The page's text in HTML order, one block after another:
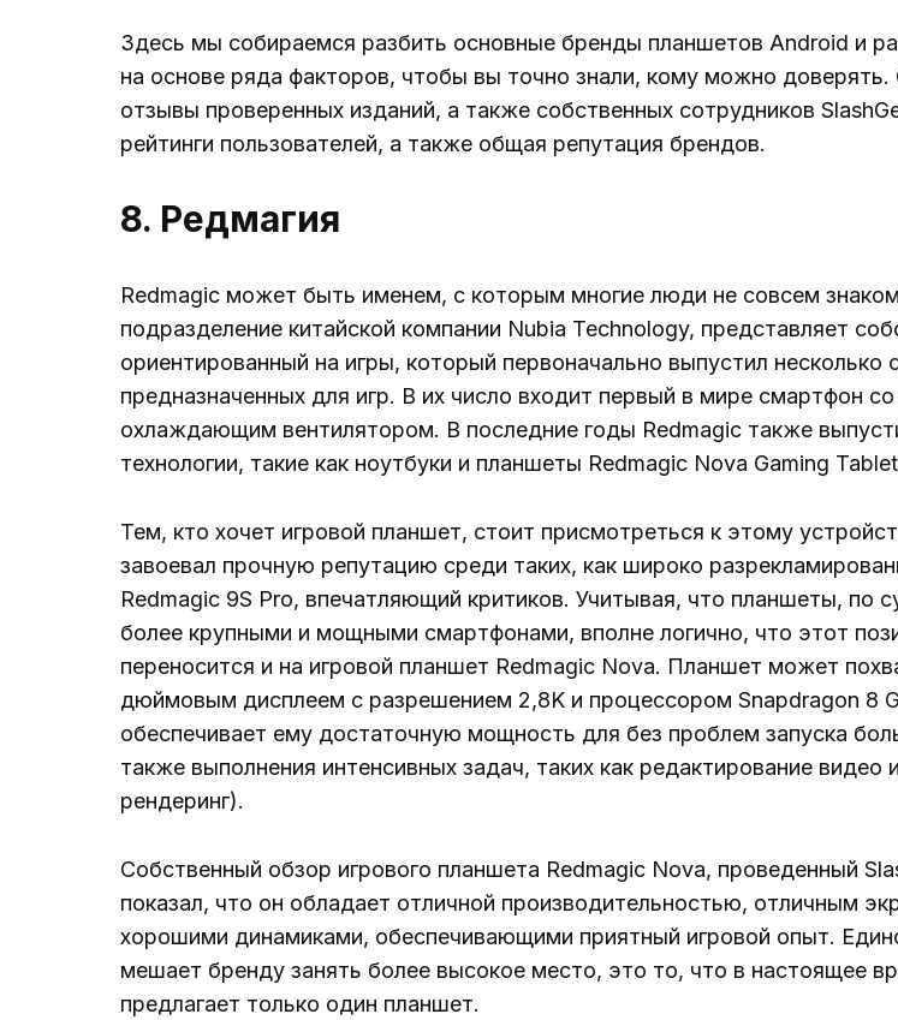
Здесь мы собираемся разбить основные бренды планшетов Android и
на основе ряда факторов, чтобы вы точно знали, кому можно
отзывы проверенных изданий, а также собственных сотрудников
рейтинги пользователей, а также общая репутация брендов.
8. Редмагия
Redmagic может быть именем, с которым многие люди не совсем
подразделение китайской компании Nubia Technology, представляет
ориентированный на игры, который первоначально выпустил несколько
предназначенных для игр. В их число входит первый в мире смартфон
охлаждающим вентилятором. В последние годы Redmagic также
технологии, такие как ноутбуки и планшеты Redmagic Nova Gaming
Тем, кто хочет игровой планшет, стоит присмотреться к этому
завоевал прочную репутацию среди таких, как широко
Redmagic 9S Pro, впечатляющий критиков. Учитывая, что планшеты, по
более крупными и мощными смартфонами, вполне логично, что этот
переносится и на игровой планшет Redmagic Nova. Планшет может
дюймовым дисплеем с разрешением 2,8K и процессором Snapdragon 8
обеспечивает ему достаточную мощность для без проблем запуска
также выполнения интенсивных задач, таких как редактирование видео
рендеринг).
Собственный обзор игрового планшета Redmagic Nova, проведенный
показал, что он обладает отличной производительностью, отличным
хорошими динамиками, обеспечивающими приятный игровой опыт.
мешает бренду занять более высокое место, это то, что в настоящее
предлагает только один планшет.